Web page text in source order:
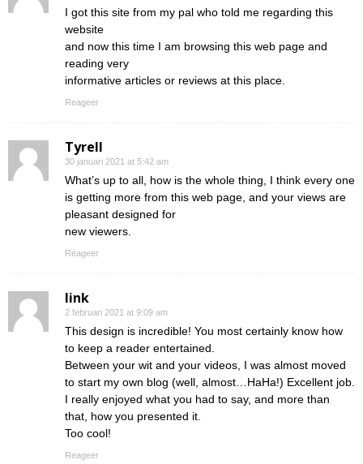
I got this site from my pal who told me regarding this
website
and now this time I am browsing this web page and
reading very
informative articles or reviews at this place.
Reageer
Tyrell
30 januari 2021 at 5:42 am
What’s up to all, how is the whole thing, I think every one
is getting more from this web page, and your views are
pleasant designed for
new viewers.
Reageer
link
2 februari 2021 at 9:09 am
This design is incredible! You most certainly know how
to keep a reader entertained.
Between your wit and your videos, I was almost moved
to start my own blog (well, almost…HaHa!) Excellent job.
I really enjoyed what you had to say, and more than
that, how you presented it.
Too cool!
Reageer